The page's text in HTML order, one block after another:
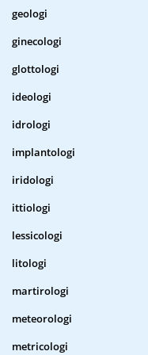
geologi
ginecologi
glottologi
ideologi
idrologi
implantologi
iridologi
ittiologi
lessicologi
litologi
martirologi
meteorologi
metricologi